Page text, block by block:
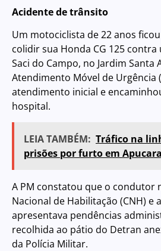
Acidente de trânsito
Um motociclista de 22 anos
colidir sua Honda CG 125
Saci do Campo, no Jardim Santa
Atendimento Móvel de Urgência
atendimento inicial e
hospital.
LEIA TAMBÉM: Tráfico na
prisões por furto em
A PM constatou que o condutor
Nacional de Habilitação (CNH) e
apresentava pendências
recolhida ao pátio do Detran
da Polícia Militar.